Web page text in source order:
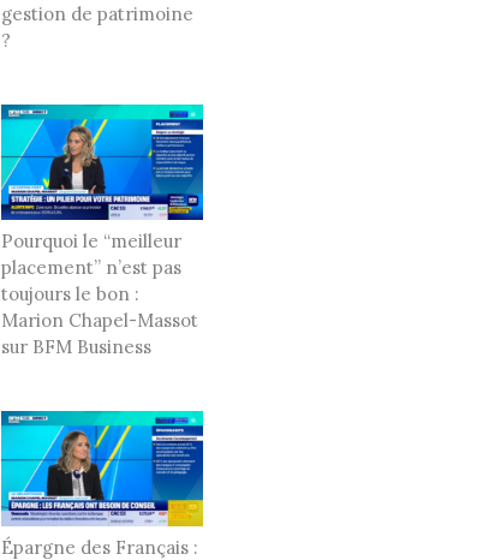
gestion de patrimoine
?
Pourquoi le “meilleur
placement” n’est pas
toujours le bon :
Marion Chapel-Massot
sur BFM Business
Épargne des Français :